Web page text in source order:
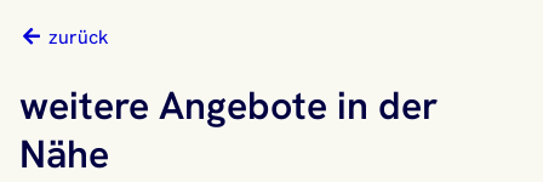
zurück
weitere Angebote in der
Nähe